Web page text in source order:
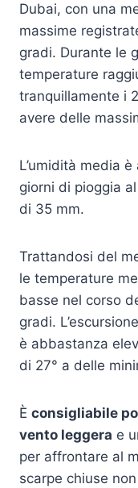
Dubai, con una
massime
gradi. Durante le
temperature
tranquillamente i
avere delle
L’umidità media
giorni di pioggia
di 35 mm.
Trattandosi del
le temperature
basse nel corso
gradi.
è abbastanza
di 27° a delle
È consigliabile
vento leggera e
per affrontare al
scarpe chiuse